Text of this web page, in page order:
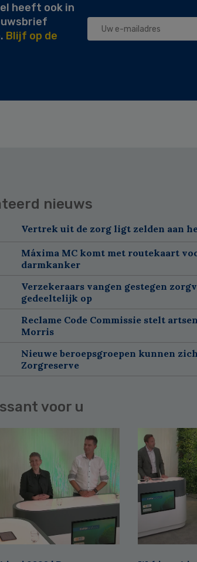
heeft ook in
Blijf op de
nieuws
Vertrek uit de zorg ligt zelden aan
Máxima MC komt met routekaart
darmkanker
Verzekeraars vangen gestegen
gedeeltelijk op
Reclame Code Commissie stelt
Morris
Nieuwe beroepsgroepen kunnen
Zorgreserve
voor u